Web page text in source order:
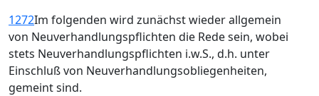
1272Im folgenden wird zunächst wieder allgemein
von Neuverhandlungspflichten die Rede sein, wobei
stets Neuverhandlungspflichten i.w.S., d.h. unter
Einschluß von Neuverhandlungsobliegenheiten,
gemeint sind.